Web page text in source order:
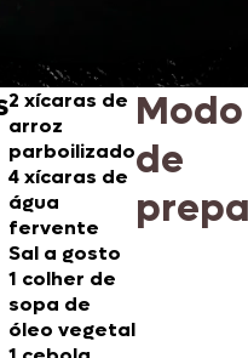
2 xícaras de
arroz
parboilizado
4 xícaras de
água
fervente
Sal a gosto
1 colher de
sopa de
óleo vegetal
Modo
de